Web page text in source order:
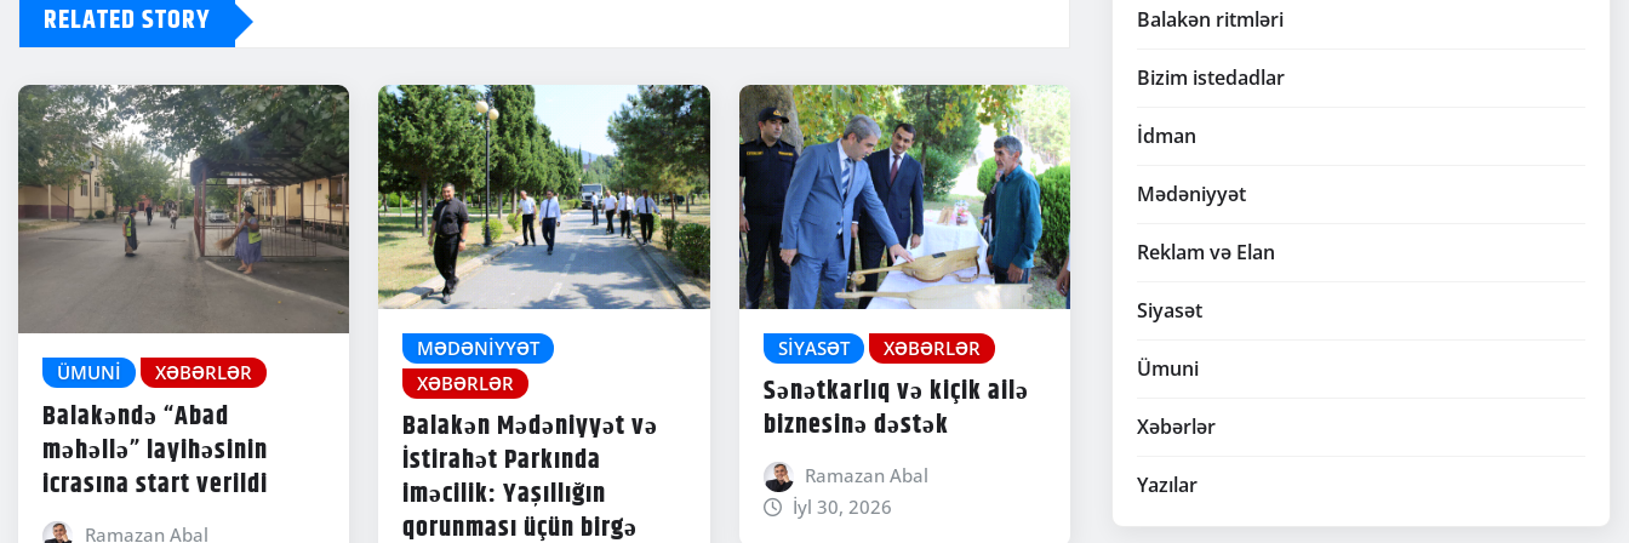
RELATED STORY
ÜMUNI XƏBƏRLƏR
Balakəndə “Abad
məhəllə” layihəsinin
icrasına start verildi
Ramazan Abal
MƏDƏNIYYƏT
XƏBƏRLƏR
Balakən Mədəniyyət və
İstirahət Parkında
iməcilik: Yaşıllığın
qorunması üçün birgə
SIYASƏT XƏBƏRLƏR
Sənətkarlıq və kiçik ailə
biznesinə dəstək
Ramazan Abal
İyl 30, 2026
Balakən ritmləri
Bizim istedadlar
İdman
Mədəniyyət
Reklam və Elan
Siyasət
Ümuni
Xəbərlər
Yazılar